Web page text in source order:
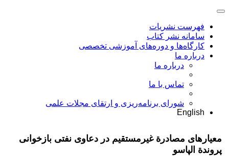
فهرست نشریات
سامانه نشر کتاب
کارگاه‌ها و دوره‌های آموزشی تخصصی
درباره ما
درباره ما
تماس با ما
شورای برنامه‌ریزی و ارتقای مجلات علمی
English
معیار‌های مصادرة غیرمستقیم در دعاوی نفتی بازخوانی
پروندة الپاسو